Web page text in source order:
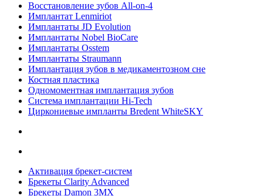
Восстановление зубов All‑on‑4
Имплантат Lenmiriot
Имплантаты JD Evolution
Имплантаты Nobel BioСare
Имплантаты Osstem
Имплантаты Straumann
Имплантация зубов в медикаментозном сне
Костная пластика
Одномоментная имплантация зубов
Система имплантации Hi-Tech
Циркониевые импланты Bredent WhiteSKY
Активация брекет-систем
Брекеты Clarity Advanced
Брекеты Damon 3MX